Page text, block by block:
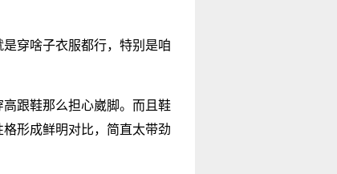
穿啥子衣服都行，特别是咱
跟鞋那么担心崴脚。而且鞋
形成鲜明对比，简直太带劲